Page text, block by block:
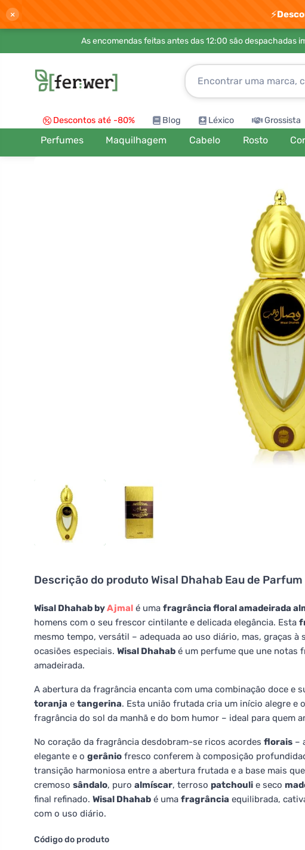
× ⚡
As encomendas feitas antes das 12:00 são despachadas
Descontos até -80% Blog Léxico Grossista
Perfumes Maquilhagem Cabelo Rosto
Descrição do produto Wisal Dhahab Eau de
Wisal Dhahab byAjmal é uma fragrância floral amadeirada
homens com o seu frescor cintilante e delicada elegância. Esta
mesmo tempo, versátil – adequada ao uso diário, mas, graças
ocasiões especiais. Wisal Dhahab é um perfume que une notas
amadeirada.
A abertura da fragrância encanta com uma combinação doce e
toranja e tangerina. Esta união frutada cria um início alegre e
fragrância do sol da manhã e do bom humor – ideal para quem
No coração da fragrância desdobram-se ricos acordes florais –
elegante e o gerânio fresco conferem à composição
transição harmoniosa entre a abertura frutada e a base mais
cremoso sândalo, puro almíscar, terroso patchouli e seco
final refinado. Wisal Dhahab é uma fragrância equilibrada,
com o uso diário.
Código do produto